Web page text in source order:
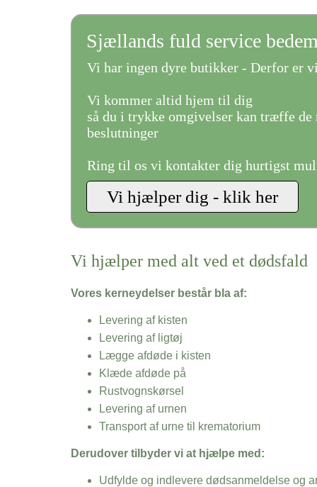
Sjællands fuld service
Vi har ingen dyre butikker - Derfor er
Vi kommer altid hjem til dig
så du i trykke omgivelser kan træffe de
beslutninger
Ring til os vi kontakter dig hurtigst
Vi hjælper med alt ved et dødsfald
Vores kerneydelser består bla af:
Levering af kisten
Levering af ligtøj
Lægge afdøde i kisten
Klæde afdøde på
Rustvognskørsel
Levering af urnen
Transport af urne til krematorium
Derudover tilbyder vi at hjælpe med:
Udfylde og indlevere dødsanmeldelse og